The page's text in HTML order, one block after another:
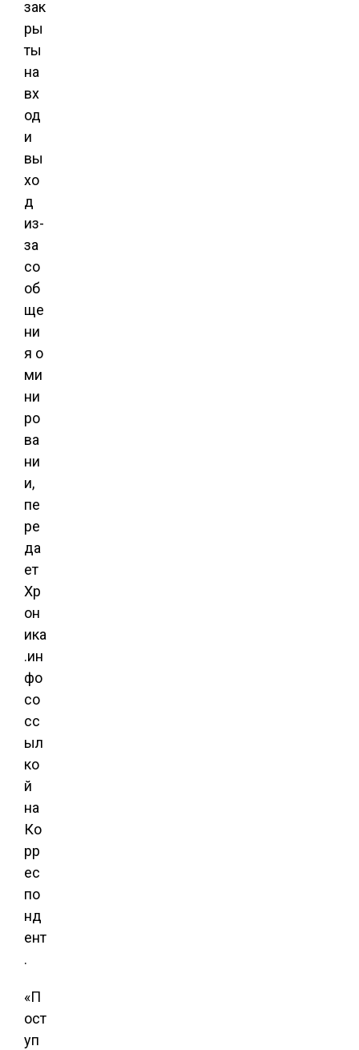
зак
ры
ты
на
вх
од
и
вы
хо
д
из-
за
со
об
ще
ни
я о
ми
ни
ро
ва
ни
и,
пе
ре
да
ет
Хр
он
ика
.ин
фо
со
сс
ыл
ко
й
на
Ко
рр
ес
по
нд
ент
.
«П
ост
уп